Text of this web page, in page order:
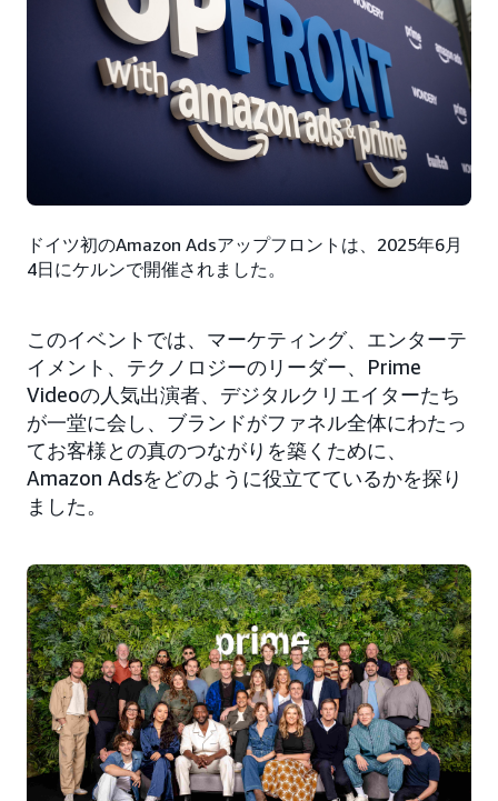
ドイツ初のAmazon Adsアップフロントは、2025年6月
4日にケルンで開催されました。
このイベントでは、マーケティング、エンターテ
イメント、テクノロジーのリーダー、Prime
Videoの人気出演者、デジタルクリエイターたち
が一堂に会し、ブランドがファネル全体にわたっ
てお客様との真のつながりを築くために、
Amazon Adsをどのように役立てているかを探り
ました。